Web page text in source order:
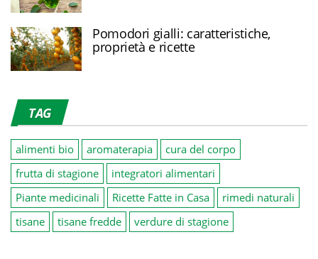
Pomodori gialli: caratteristiche,
proprietà e ricette
TAG
alimenti bio aromaterapia
cura del corpo
frutta di stagione
integratori alimentari
Piante medicinali
Ricette Fatte in Casa
rimedi naturali
tisane
tisane fredde verdure di stagione